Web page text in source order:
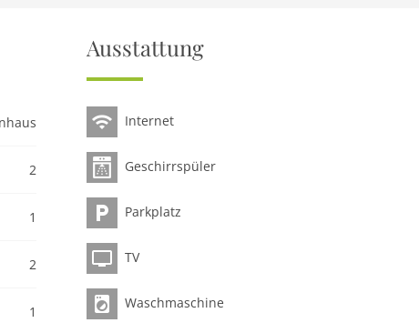
1.2 km, Bushaltestelle 600 m, Bahnstation Norden 1
3 km. Golfplatz (18 Loch) 4.5 km, Tennishalle 4 km.
2
1
2
1
Ausstattung
Internet
Geschirrspüler
Parkplatz
TV
Waschmaschine